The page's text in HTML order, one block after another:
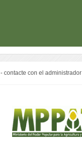
contacte con el administrador